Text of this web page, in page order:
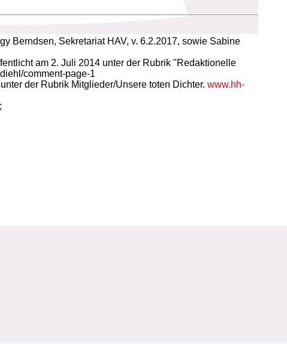
Berndsen, Sekretariat HAV, v. 6.2.2017, sowie Sabine
am 2. Juli 2014 unter der Rubrik "Redaktionelle
comment-page-1
der Rubrik Mitglieder/Unsere toten Dichter. www.hh-